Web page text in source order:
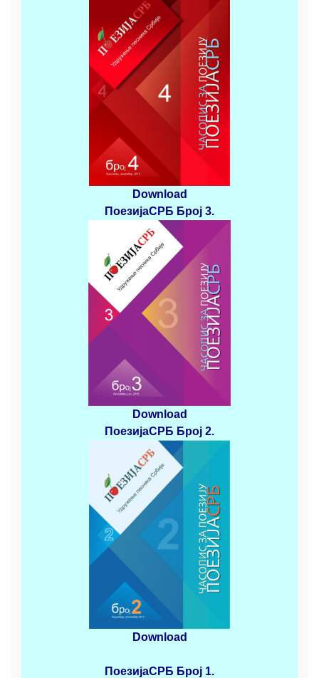
Download
ПоезијаСРБ Број 3.
Download
ПоезијаСРБ Број 2.
Download
ПоезијаСРБ Број 1.